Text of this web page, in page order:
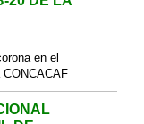
en el